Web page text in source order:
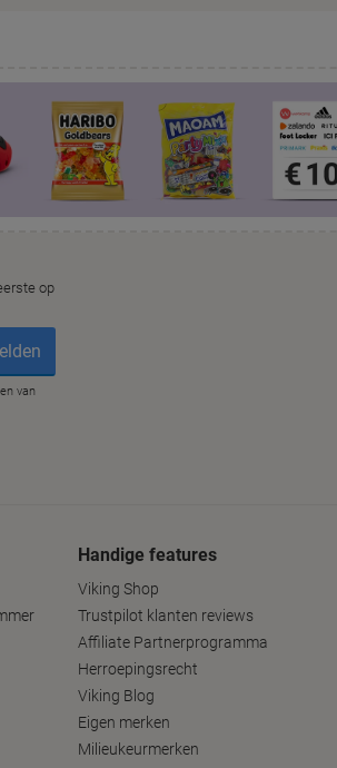
Handige features
Viking Shop
Trustpilot klanten reviews
Affiliate Partnerprogramma
Herroepingsrecht
Viking Blog
Eigen merken
Milieukeurmerken